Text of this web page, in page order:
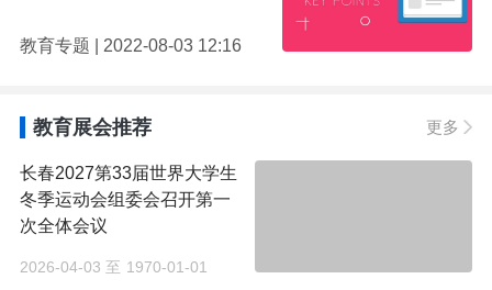
教育专题 | 2022-08-03 12:16
教育展会推荐 更多
长春2027第33届世界大学生
冬季运动会组委会召开第一
次全体会议
2026-04-03 至 1970-01-01